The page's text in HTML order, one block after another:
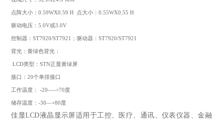
点阵大小：0.59WX0.59 H 点大小：0.55WX0.55 H
驱动电压：5.0V或3.0V
控制器：ST7920/ST7921；驱动器：ST7920/ST7921
背光：黄绿色背光；
LCD类型：STN正显黄绿屏
接口：20个单排接口
工作温度： -20----+70度
储存温度：-30—+80度
佳显LCD液晶显示屏适用于工控、医疗、通讯、仪表仪器、金融